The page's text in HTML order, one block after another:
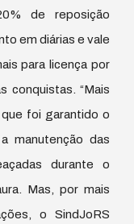
de reposição
em diárias e vale
para licença por
conquistas. “Mais
foi garantido o
manutenção das
durante o
Mas, por mais
o SindJoRS